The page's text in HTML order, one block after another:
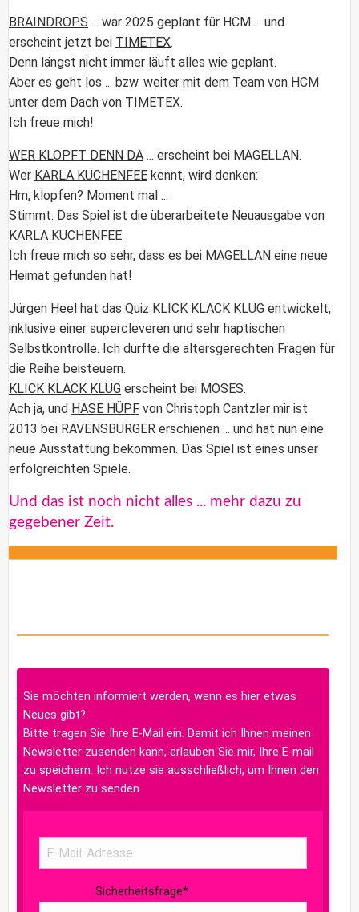
BRAINDROPS ... war 2025 geplant für HCM ... und
erscheint jetzt bei TIMETEX.
Denn längst nicht immer läuft alles wie geplant.
Aber es geht los ... bzw. weiter mit dem Team von HCM
unter dem Dach von TIMETEX.
Ich freue mich!
WER KLOPFT DENN DA ... erscheint bei MAGELLAN.
Wer KARLA KUCHENFEE kennt, wird denken:
Hm, klopfen? Moment mal ...
Stimmt: Das Spiel ist die überarbeitete Neuausgabe von
KARLA KUCHENFEE.
Ich freue mich so sehr, dass es bei MAGELLAN eine neue
Heimat gefunden hat!
Jürgen Heel hat das Quiz KLICK KLACK KLUG entwickelt,
inklusive einer supercleveren und sehr haptischen
Selbstkontrolle. Ich durfte die altersgerechten Fragen für
die Reihe beisteuern.
KLICK KLACK KLUG erscheint bei MOSES.
Ach ja, und HASE HÜPF von Christoph Cantzler mir ist
2013 bei RAVENSBURGER erschienen ... und hat nun eine
neue Ausstattung bekommen. Das Spiel ist eines unser
erfolgreichten Spiele.
Und das ist noch nicht alles ... mehr dazu zu
gegebener Zeit.
Sie möchten informiert werden, wenn es hier etwas
Neues gibt?
Bitte tragen Sie Ihre E-Mail ein. Damit ich Ihnen meinen
Newsletter zusenden kann, erlauben Sie mir, Ihre E-mail
zu speichern. Ich nutze sie ausschließlich, um Ihnen den
Newsletter zu senden.
Sicherheitsfrage*